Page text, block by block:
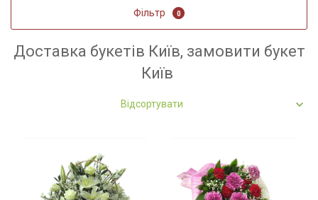
Фільтр 0
Доставка букетів Київ, замовити букет
Київ
Відсортувати